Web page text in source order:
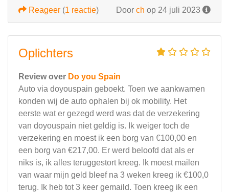
Door ch op 24 juli 2023
Reageer (1 reactie)
Oplichters
Review over Do you Spain
Auto via doyouspain geboekt. Toen we aankwamen
konden wij de auto ophalen bij ok mobility. Het
eerste wat er gezegd werd was dat de verzekering
van doyouspain niet geldig is. Ik weiger toch de
verzekering en moest ik een borg van €100,00 en
een borg van €217,00. Er werd beloofd dat als er
niks is, ik alles teruggestort kreeg. Ik moest mailen
van waar mijn geld bleef na 3 weken kreeg ik €100,0
terug. Ik heb tot 3 keer gemaild. Toen kreeg ik een